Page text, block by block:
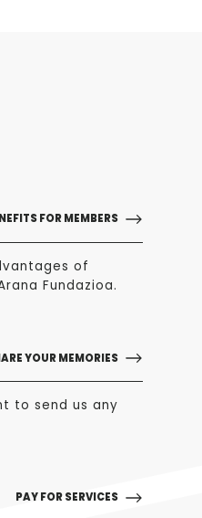
FOR MEMBERS
of
Fundazioa.
YOUR MEMORIES
to send us any
PAY FOR SERVICES